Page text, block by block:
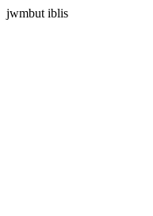
jwmbut iblis